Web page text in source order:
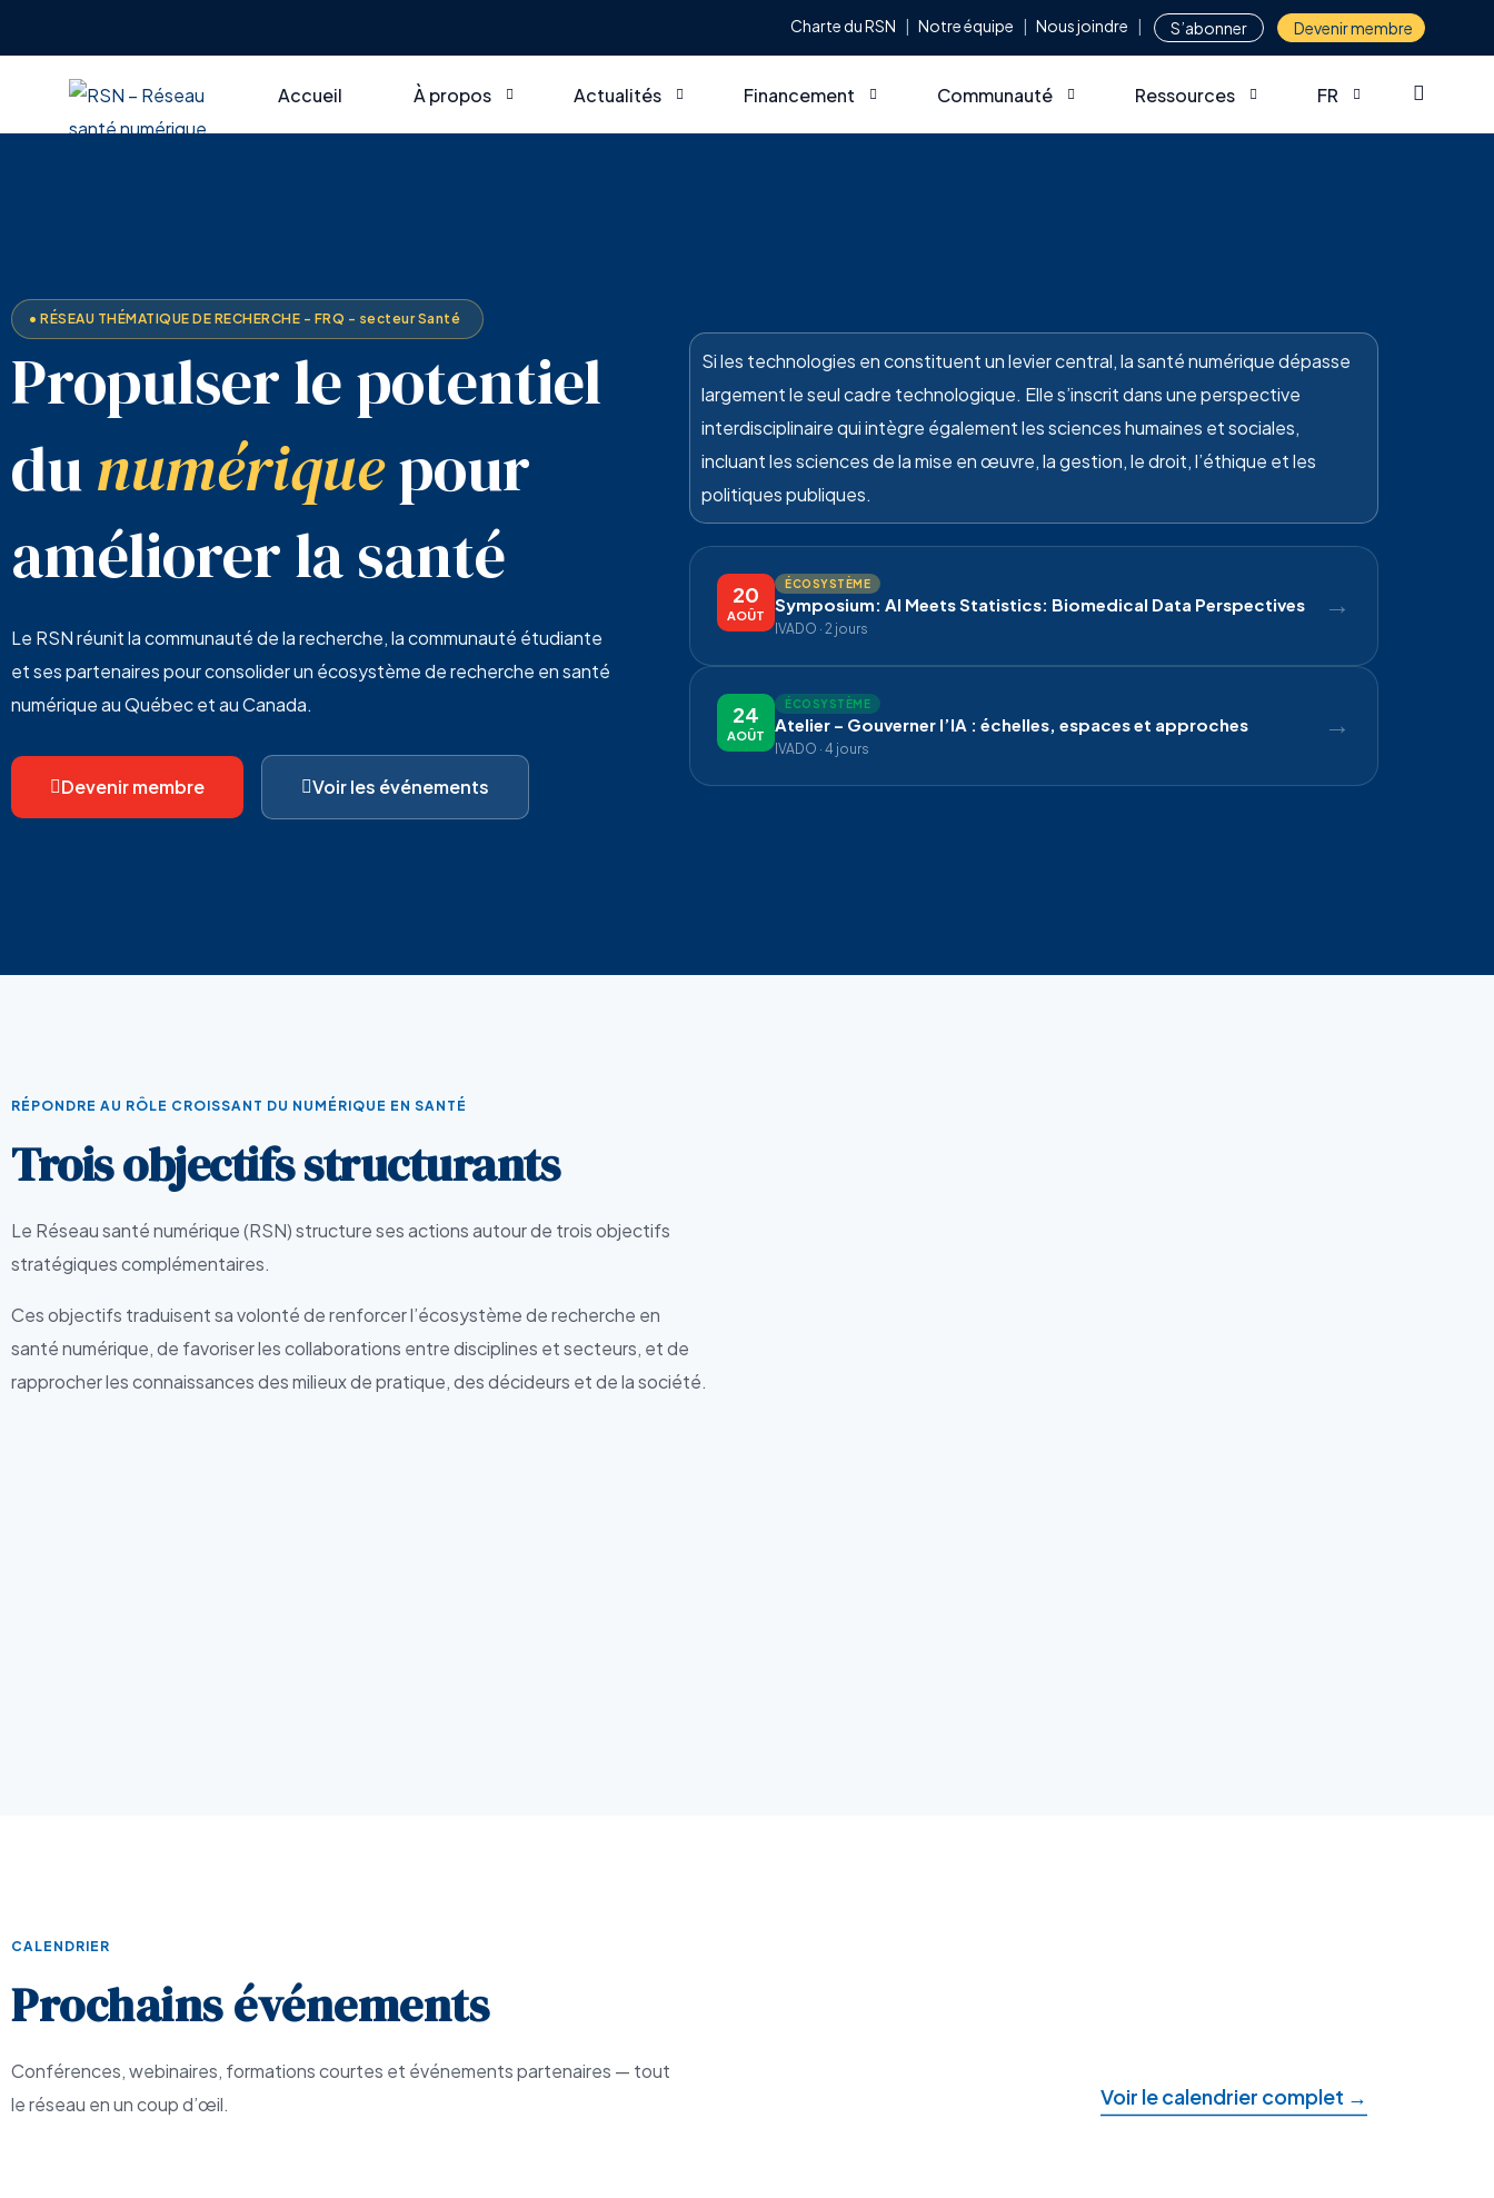
Charte du RSN Notre équipe Nous joindre S’abonner Devenir membre
Accueil À propos Actualités Financement Communauté Ressources FR
• RÉSEAU THÉMATIQUE DE RECHERCHE - FRQ - secteur Santé
Propulser le potentiel
dunumériquepour
améliorer la santé
Le RSN réunit la communauté de la recherche, la communauté étudiante
et ses partenaires pourconsolider un écosystème de recherche en santé
numérique au Québec et au Canada.
Devenir membre Voir les événements
Si les technologies en constituent un levier central, la santé numérique dépasse
largement le seul cadre technologique. Elle s’inscrit dans une perspective
interdisciplinaire qui intègre également les sciences humaines et sociales,
incluant les sciences de la mise en œuvre, la gestion, le droit, l’éthique et les
politiques publiques.
20
AOÛT
ÉCOSYSTÈME
Symposium: AI Meets Statistics: Biomedical Data Perspectives
IVADO · 2 jours
→
24
AOÛT
ÉCOSYSTÈME
Atelier – Gouverner l’IA : échelles, espaces et approches
IVADO · 4 jours
→
RÉPONDRE AU RÔLE CROISSANT DU NUMÉRIQUE EN SANTÉ
Trois objectifs structurants
Le Réseau santé numérique (RSN) structure ses actions autour de trois objectifs
stratégiques complémentaires.
Ces objectifs traduisent sa volonté de renforcer l’écosystème de recherche en
santé numérique, de favoriser les collaborations entre disciplines et secteurs, et de
rapprocher les connaissances des milieux de pratique, des décideurs et de la société.
CALENDRIER
Prochains événements
Conférences, webinaires, formations courtes et événements partenaires — tout
le réseau en un coup d’œil.
Voir le calendrier complet →